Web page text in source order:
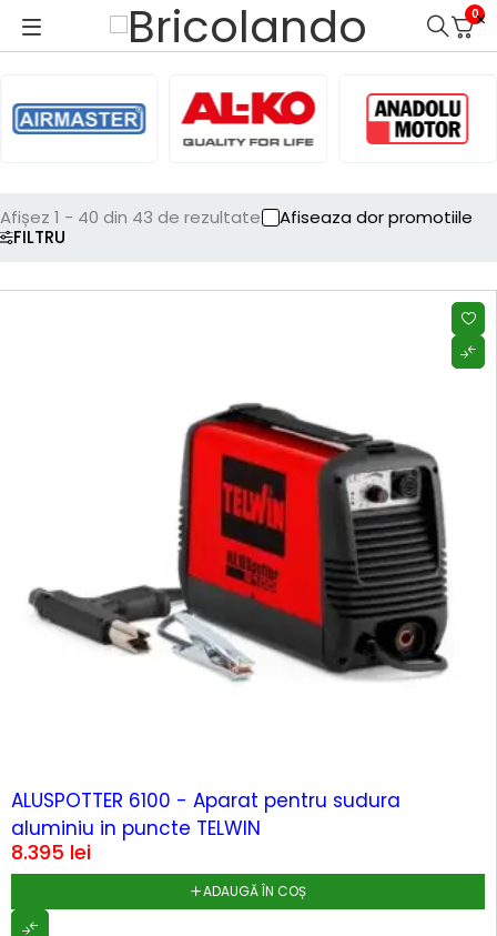
0
FILTRU
Afișez 1 - 40 din 43 de rezultate Afiseaza dor promotiile
ALUSPOTTER 6100 - Aparat pentru sudura
aluminiu in puncte TELWIN
8.395 lei
ADAUGĂ ÎN COȘ